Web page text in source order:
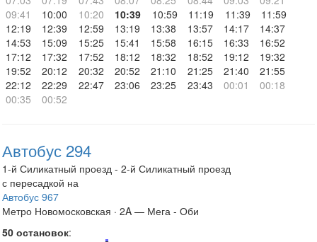
09:41
10:00 10:20 10:39 10:59 11:19 11:39
11:59
12:19
12:39 12:59 13:19 13:38 13:57 14:17
14:37
14:53
15:09 15:25 15:41 15:58 16:15 16:33
16:52
17:12
17:32 17:52 18:12 18:32 18:52 19:12
19:32
19:52
20:12 20:32 20:52 21:10 21:25 21:40
21:55
22:12
22:29 22:47 23:06 23:25 23:43 00:01
00:18
00:35
00:52
Автобус 294
1-й Силикатный проезд - 2-й Силикатный проезд
с пересадкой на
Автобус 967
Метро Новомосковская · 2A — Мега - Оби
50 остановок: